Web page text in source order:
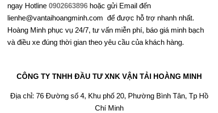
ngay Hotline 0902663896 hoặc gửi Email đến
lienhe@vantaihoangminh.com để được hỗ trợ nhanh nhất.
Hoàng Minh phục vụ 24/7, tư vấn miễn phí, báo giá minh bạch
và điều xe đúng thời gian theo yêu cầu của khách hàng.
CÔNG TY TNHH ĐẦU TƯ XNK VẬN TẢI HOÀNG MINH
Địa chỉ: 76 Đường số 4, Khu phố 20, Phường Bình Tân, Tp Hồ
Chí Minh